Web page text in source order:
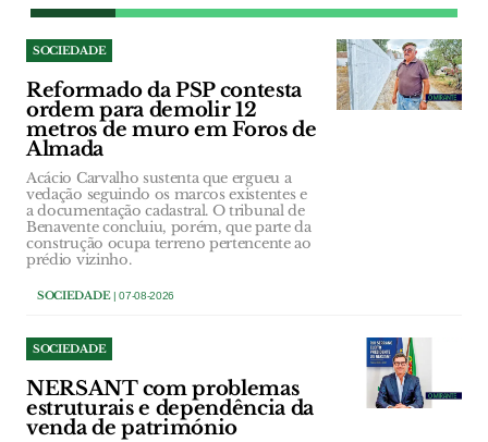
SOCIEDADE
Reformado da PSP contesta
ordem para demolir 12
metros de muro em Foros de
Almada
Acácio Carvalho sustenta que ergueu a
vedação seguindo os marcos existentes e
a documentação cadastral. O tribunal de
Benavente concluiu, porém, que parte da
construção ocupa terreno pertencente ao
prédio vizinho.
SOCIEDADE| 07-08-2026
SOCIEDADE
NERSANT com problemas
estruturais e dependência da
venda de património